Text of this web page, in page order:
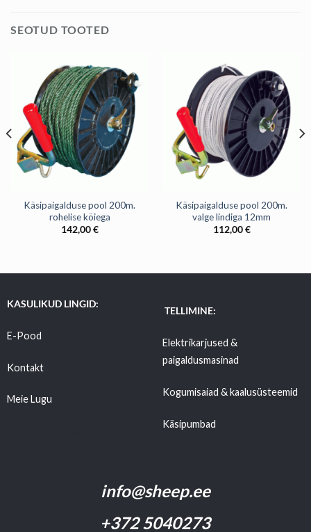
SEOTUD TOOTED
Käsipaigalduse pool 200m.
rohelise köiega
142,00€
Käsipaigalduse pool 200m.
valge lindiga 12mm
112,00€
KASULIKUD LINGID:
E-Pood
Kontakt
Meie Lugu
TELLIMINE:
Elektrikarjused &
paigaldusmasinad
Kogumisaiad & kaalusüsteemid
Käsipumbad
info@sheep.ee
+372 5040273